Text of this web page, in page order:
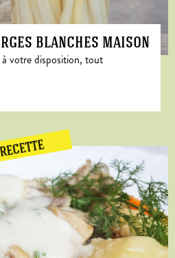
blanches maison
à votre disposition, tout
RECETTE